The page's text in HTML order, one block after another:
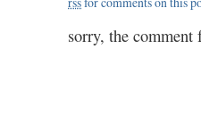
sorry, the